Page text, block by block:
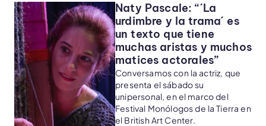
Naty Pascale: “´La
urdimbre y la trama´ es
un texto que tiene
muchas aristas y muchos
matices actorales”
Conversamos con la actriz, que
presenta el sábado su
unipersonal, en el marco del
Festival Monólogos de la Tierra en
el British Art Center.